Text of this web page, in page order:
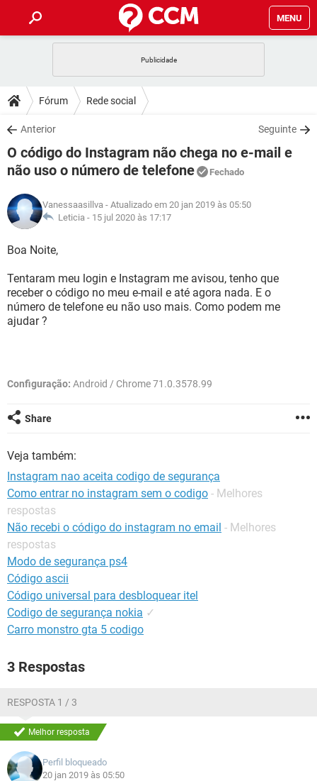
MENU
CELULAR
OUTLOOK
INSTAGRAM GMAIL
GUIA DE COMPRAS
DICAS
JOGOS
OUTLOOK EXCEL
GUIA DE COMPRAS
DOWNLOADS
JOGOS WHATSAPP
CELULAR FACEBOOK
OUTLOOK EXCEL
INSTAGRAM
GUIA DE COMPRAS
FÓRUM
CELULAR FACEBOOK
GUIA DE COMPRAS
GLOSSÁRIO
JOGOS
CELULAR
OUTLOOK EXCEL
INSTAGRAM GMAIL
GUIA DE COMPRAS
Fórum Rede social
Anterior Seguinte
O código do Instagram não chega no e-mail e
não uso o número de telefone
Fechado
Vanessaasillva - Atualizado em 20 jan 2019 às 05:50
Leticia - 15 jul 2020 às 17:17
Boa Noite,
Tentaram meu login e Instagram me avisou, tenho que
receber o código no meu e-mail e até agora nada. E o
número de telefone eu não uso mais. Como podem me
ajudar ?
Configuração: Android / Chrome 71.0.3578.99
Share
Veja também:
Instagram nao aceita codigo de segurança
Como entrar no instagram sem o codigo - Melhores
respostas
Não recebi o código do instagram no email - Melhores
respostas
Modo de segurança ps4
Código ascii
Código universal para desbloquear itel
Codigo de segurança nokia ✓
Carro monstro gta 5 codigo
3 Respostas
RESPOSTA 1 / 3
Melhor resposta
Perfil bloqueado
20 jan 2019 às 05:50